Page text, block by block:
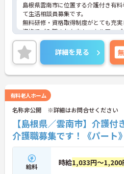
島根県雲南市に位置する介護付き有料
て生活相談員募集です。
無料研修・資格取得制度がとても充実
資格でご入職された方もスキルアッ
ができます！
ご興味ある方には、面接対策ポイント
詳細をお話しいたしますのでお気軽
い！
詳細を見る
有料老人ホーム
名称非公開 ※詳細はお問合せください
【島根県／雲南市】介護
介護職募集です！《パート》
給料 時給1,033円～1,200